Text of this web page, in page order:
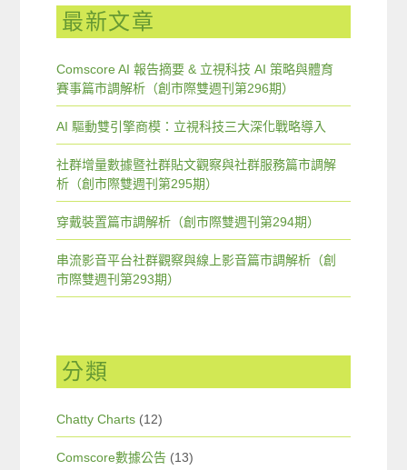
最新文章
Comscore AI 報告摘要 & 立視科技 AI 策略與體育
賽事篇市調解析（創市際雙週刊第296期）
AI 驅動雙引擎商模：立視科技三大深化戰略導入
社群增量數據暨社群貼文觀察與社群服務篇市調解
析（創市際雙週刊第295期）
穿戴裝置篇市調解析（創市際雙週刊第294期）
串流影音平台社群觀察與線上影音篇市調解析（創
市際雙週刊第293期）
分類
Chatty Charts (12)
Comscore數據公告 (13)